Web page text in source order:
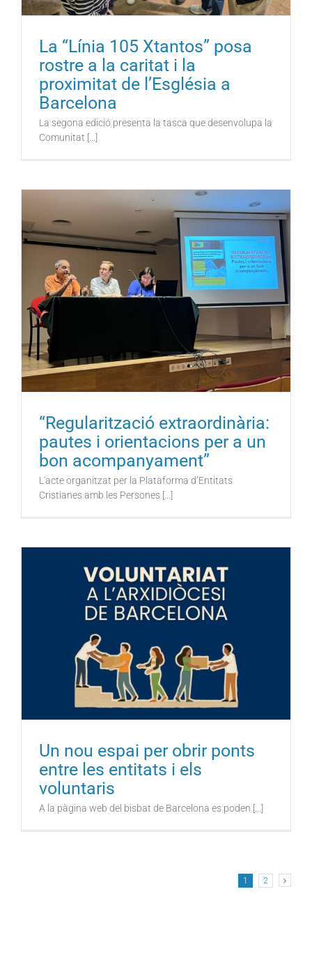
La “Línia 105 Xtantos” posa
rostre a la caritat i la
proximitat de l’Església a
Barcelona
La segona edició presenta la tasca que desenvolupa la
Comunitat [...]
“Regularització extraordinària:
pautes i orientacions per a un
bon acompanyament”
L'acte organitzat per la Plataforma d’Entitats
Cristianes amb les Persones [...]
Un nou espai per obrir ponts
entre les entitats i els
voluntaris
A la pàgina web del bisbat de Barcelona es poden [...]
1 2